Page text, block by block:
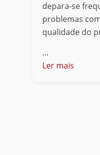
depara-se
problemas
qualidade do
...
Ler mais